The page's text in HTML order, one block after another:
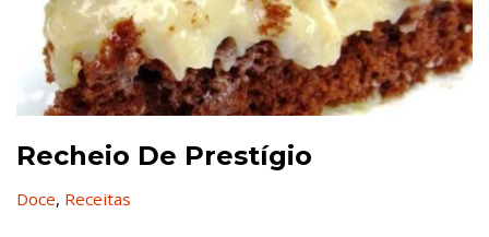
Recheio De Prestígio
Doce, Receitas